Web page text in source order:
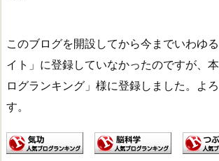
このブログを開設してから今までいわゆ
イト」に登録していなかったのですが、
ログランキング」様に登録しました。よ
す。